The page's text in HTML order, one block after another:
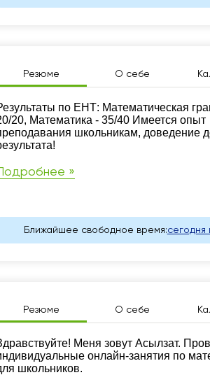
Резюме О себе
по ЕНТ: Математическая
20, Математика - 35/40 Имеется опыт
школьникам, доведение
»
Ближайшее свободное время:сегодня
Резюме О себе
Меня зовут Асылзат.
онлайн-занятия по
школьников.